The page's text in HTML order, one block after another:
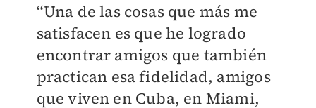
“Una de las cosas que más me
satisfacen es que he logrado
encontrar amigos que también
practican esa fidelidad, amigos
que viven en Cuba, en Miami,